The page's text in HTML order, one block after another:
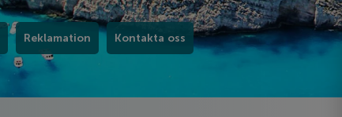
Reklamation Kontakta oss